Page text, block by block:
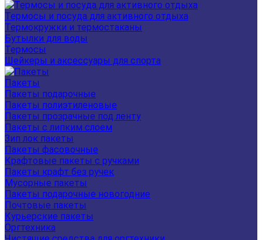
Термосы и посуда для активного отдыха
Термокружки и термостаканы
Бутылки для воды
Термосы
Шейкеры и аксессуары для спорта
Пакеты
Пакеты подарочные
Пакеты полиэтиленовые
Пакеты прозрачные под ленту
Пакеты с липким слоем
Зип лок пакеты
Пакеты фасовочные
Крафтовые пакеты с ручками
Пакеты крафт без ручек
Мусорные пакеты
Пакеты подарочные новогодние
Почтовые пакеты
Курьерские пакеты
Оргтехника